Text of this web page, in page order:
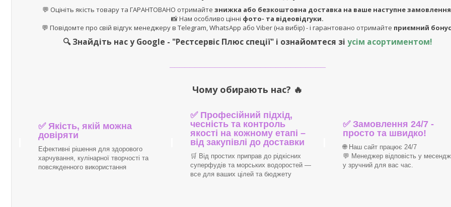
💬 Оцініть якість товару та ГАРАНТОВАНО отримайте знижка або безкоштовна доставка на ваше наступне
📸 Нам особливо цінні фото- та відеовідгуки.
💬 Повідомте про свій відгук менеджеру в Telegram, WhatsApp або Viber (на вибір) - і гарантовано отримайте приємний
🔍 Знайдіть нас у Google - "Рестсервіс Плюс спеції" і ознайомтеся зі усім асортиментом!
Чому обирають нас? 🔥
✅ Якість, якій можна
довіряти
Ефективні рішення для здорового
харчування, кулінарної творчості та
повсякденного використання
✅ Професійний підхід,
чесність та контроль
якості на кожному етапі –
від закупівлі до доставки
🛒 Від простих приправ до рідкісних
суперфудів та морських водоростей —
все для ваших цілей та бюджету
✅ Замовлення 24/7 -
просто та швидко!
🌐 Наш сайт працює 24/7
💬 Менеджер відповість у
у зручний для вас час.